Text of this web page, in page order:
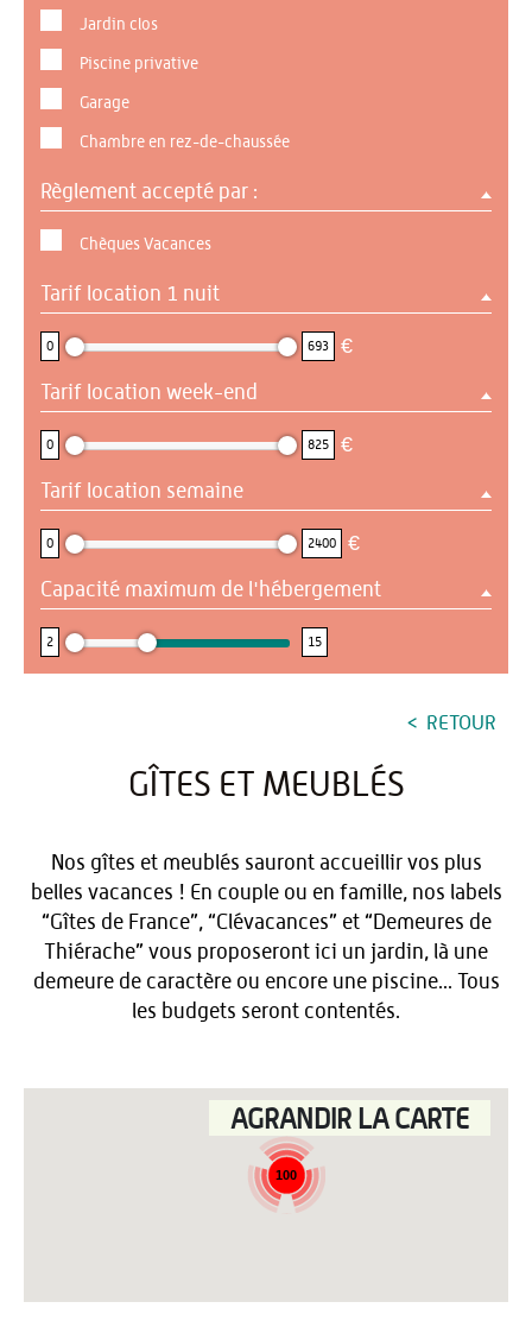
Jardin clos
Piscine privative
Garage
Chambre en rez-de-chaussée
Règlement accepté par :
Chèques Vacances
Tarif location 1 nuit
0 693 €
Tarif location week-end
0 825 €
Tarif location semaine
0 2400 €
Capacité maximum de l'hébergement
2 15
RETOUR
GÎTES ET MEUBLÉS
Nos gîtes et meublés sauront accueillir vos plus
belles vacances ! En couple ou en famille, nos labels
“Gîtes de France”, “Clévacances” et “Demeures de
Thiérache” vous proposeront ici un jardin, là une
demeure de caractère ou encore une piscine... Tous
les budgets seront contentés.
100
AGRANDIR LA CARTE